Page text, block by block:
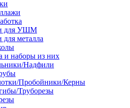
для УШМ
металла
и наборы из них
Надфили
Пробойники/Керны
Труборезы